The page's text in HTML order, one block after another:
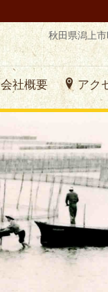
秋田県潟上
会社概要 アク